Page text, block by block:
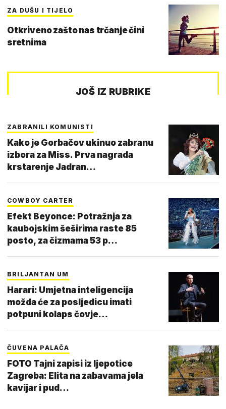
ZA DUŠU I TIJELO
Otkriveno zašto nas trčanje čini
sretnima
JOŠ IZ RUBRIKE
ZABRANILI KOMUNISTI
Kako je Gorbačov ukinuo zabranu
izbora za Miss. Prva nagrada
krstarenje Jadran…
COWBOY CARTER
Efekt Beyonce: Potražnja za
kaubojskim šeširima raste 85
posto, za čizmama 53 p…
BRILJANTAN UM
Harari: Umjetna inteligencija
možda će za posljedicu imati
potpuni kolaps čovje…
ČUVENA PALAČA
FOTO Tajni zapisi iz ljepotice
Zagreba: Elita na zabavama jela
kavijar i pud…